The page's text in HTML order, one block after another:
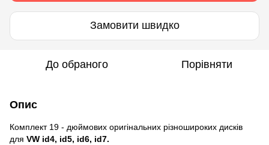
Замовити швидко
До обраного Порівняти
Опис
Комплект 19 - дюймових оригінальних різношироких дисків
для VW id4, id5, id6, id7.